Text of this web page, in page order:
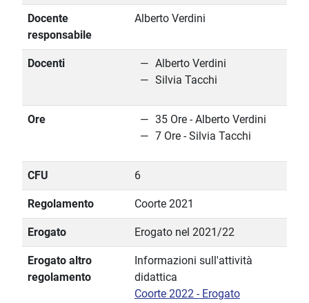
Docente
responsabile
Alberto Verdini
Docenti
Alberto Verdini
Silvia Tacchi
Ore
35 Ore - Alberto Verdini
7 Ore - Silvia Tacchi
CFU 6
Regolamento Coorte 2021
Erogato Erogato nel 2021/22
Erogato altro
regolamento
Informazioni sull'attività
didattica
Coorte 2022 - Erogato